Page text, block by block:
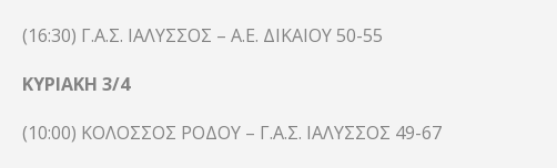
(16:30) Γ.Α.Σ. ΙΑΛΥΣΣΟΣ – Α.Ε. ΔΙΚΑΙΟΥ 50-55
ΚΥΡΙΑΚΗ 3/4
(10:00) ΚΟΛΟΣΣΟΣ ΡΟΔΟΥ – Γ.Α.Σ. ΙΑΛΥΣΣΟΣ 49-67